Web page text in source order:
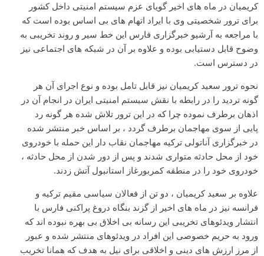
کریمیان در ماه های اخیر گویای عزم سیستم امنیتی داخل کشور
برای ترور شخصیتی وی با ایراد اتهام های بی اساس بوده است که
با مراجعه به آرشیو خبرگزاری فارس این خط سیر و روند تخریبی به
وضوح قابل دستیابی بوده و علاوه بر آن در شبکه های اجتماعی نیز
در دسترس است.
نحوه ترور سعید کریمیان نیز قابل تامل بوده و نوع اجرای آن هر
گونه تردید را در رابطه با نقش سیستم امنیتی ایران در انجام آن در
اذهان برطرف نموده چرا که در این ترور تلاش شده هر گونه رد
پایی از سوی مهاجمان برطرف گردد ، بر اساس خبر منتشر شده
در خبرگزاری آناتولی ترکیه مهاجمان نقاب دار این حمله با خودروی
خود از محل حادثه متواری شدند و پس از دور شدن از محل حادثه ،
خودروی خود را در منطقه کمربورغاز استانبول آتش زدند.
علاوه بر سعید کریمیان ، دو تن از فعالان سیاسی مقیم ترکیه و
فرانسه نیز در ماه های اخیر از گزند بنگاه دروغ پراکنی فارس با
انتشار ویدئوهای تخریبی این رسانه بی اخلاق بی بهره نبوده اند که
ورود به حریم خصوصی این افراد در ویدئوهای منتشر شده و عبور
از مرز ارزش های دینی و اخلاقی برای نیل به هدف که همانا تخریب